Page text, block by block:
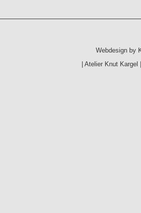
Webdesign by
|Atelier Knut Kargel